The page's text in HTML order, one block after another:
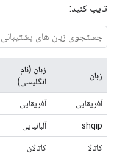
تایپ کنید:
زبان
زبان (نام
انگلیسی)
آفریقایی آفریقایی
shqip آلبانیایی
کاتالا کاتالان